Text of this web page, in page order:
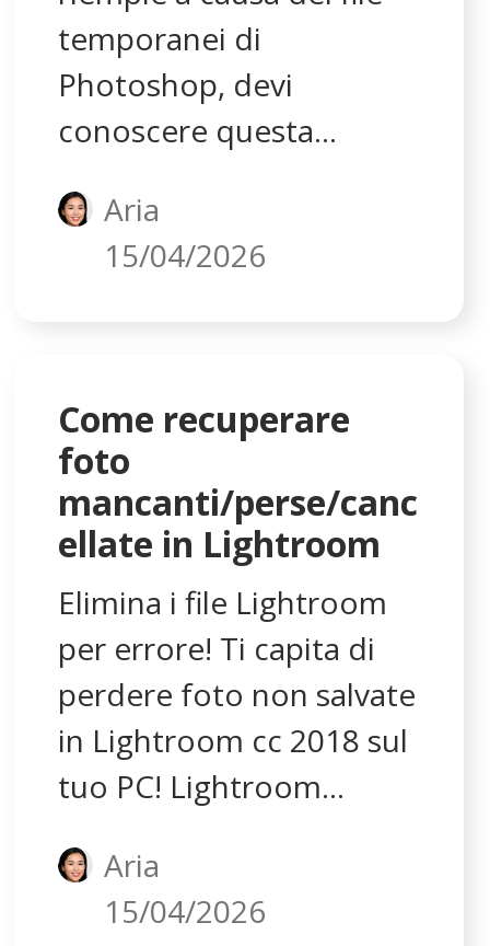
temporanei di
Photoshop, devi
conoscere questa
la posizione dei file
temporanei di
temporanei di
Photoshop su Windows
10. Quindi, puoi
eliminare facilmente i file
temporanei di
Photoshop.
Aria
15/04/2026
Come recuperare
foto
mancanti/perse/canc
ellate in Lightroom
Elimina i file Lightroom
per errore! Ti capita di
perdere foto non salvate
in Lightroom cc 2018 sul
tuo PC! Lightroom
mie foto. Segui questo
articolo e ottieni metodi
Aria
15/04/2026